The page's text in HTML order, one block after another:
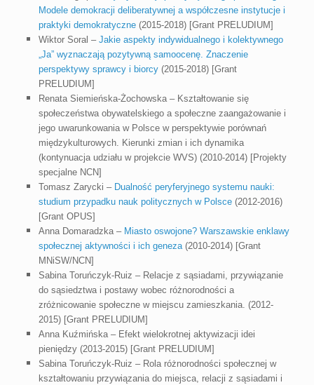
Modele demokracji deliberatywnej a współczesne instytucje i
praktyki demokratyczne(2015-2018) [Grant PRELUDIUM]
Wiktor Soral – Jakie aspekty indywidualnego i kolektywnego
„Ja” wyznaczają pozytywną samoocenę. Znaczenie
perspektywy sprawcy i biorcy(2015-2018) [Grant
PRELUDIUM]
Renata Siemieńska-Żochowska – Kształtowanie się
społeczeństwa obywatelskiego a społeczne zaangażowanie i
jego uwarunkowania w Polsce w perspektywie porównań
międzykulturowych. Kierunki zmian i ich dynamika
(kontynuacja udziału w projekcie WVS) (2010-2014) [Projekty
specjalne NCN]
Tomasz Zarycki – Dualność peryferyjnego systemu nauki:
studium przypadku nauk politycznych w Polsce(2012-2016)
[Grant OPUS]
Anna Domaradzka – Miasto oswojone? Warszawskie enklawy
społecznej aktywności i ich geneza(2010-2014) [Grant
MNiSW/NCN]
Sabina Toruńczyk-Ruiz – Relacje z sąsiadami, przywiązanie
do sąsiedztwa i postawy wobec różnorodności a
zróżnicowanie społeczne w miejscu zamieszkania. (2012-
2015) [Grant PRELUDIUM]
Anna Kuźmińska – Efekt wielokrotnej aktywizacji idei
pieniędzy (2013-2015) [Grant PRELUDIUM]
Sabina Toruńczyk-Ruiz – Rola różnorodności społecznej w
kształtowaniu przywiązania do miejsca, relacji z sąsiadami i